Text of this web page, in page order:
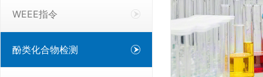
WEEE指令
酚类化合物检测